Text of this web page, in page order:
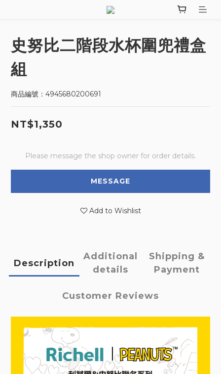
史努比二階段水杯圍兜禮盒
組
商品編號：4945680200691
NT$1,350
Please message the shop owner for order details.
MESSAGE
Add to Wishlist
Description
Additional
details
Shipping &
Payment
Customer Reviews